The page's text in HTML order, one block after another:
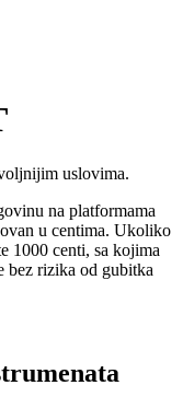
uslovima.
na platformama
u centima. Ukoliko
1000 centi, sa kojima
bez rizika od gubitka